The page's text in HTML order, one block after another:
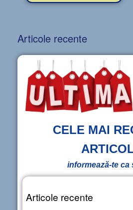
Articole recente
CELE MAI
informează-te ca
Articole recente